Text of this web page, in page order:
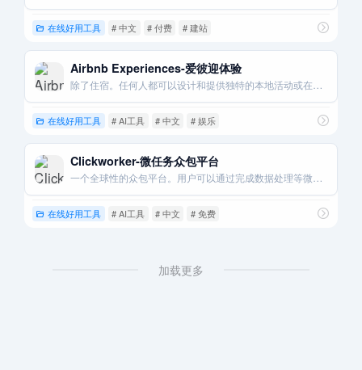
在线好用工具 # 中文 # 付费 # 建站
Airbnb Experiences-爱彼迎体验
除了住宿。任何人都可以设计和提供独特的本地活动或在线体验来赚钱。
在线好用工具 # AI工具 # 中文 # 娱乐
Clickworker-微任务众包平台
一个全球性的众包平台。用户可以通过完成数据处理等微型任务来赚取报酬。
在线好用工具 # AI工具 # 中文 # 免费
加载更多